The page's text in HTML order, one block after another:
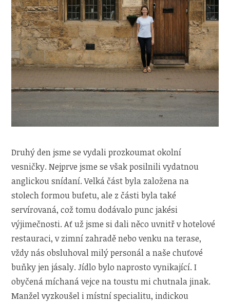
Druhý den jsme se vydali prozkoumat okolní
vesničky. Nejprve jsme se však posilnili vydatnou
anglickou snídaní. Velká část byla založena na
stolech formou bufetu, ale z části byla také
servírovaná, což tomu dodávalo punc jakési
výjimečnosti. Ať už jsme si dali něco uvnitř v hotelové
restauraci, v zimní zahradě nebo venku na terase,
vždy nás obsluhoval milý personál a naše chuťové
buňky jen jásaly. Jídlo bylo naprosto vynikající. I
obyčená míchaná vejce na toustu mi chutnala jinak.
Manžel vyzkoušel i místní specialitu, indickou